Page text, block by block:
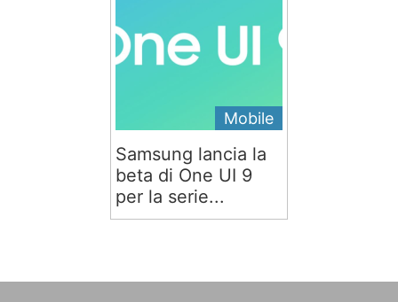
Mobile
Samsung lancia la
beta di One UI 9
per la serie...